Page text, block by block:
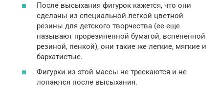
После высыхания фигурок кажется, что они
сделаны из специальной легкой цветной
резины для детского творчества (ее еще
называют прорезиненной бумагой, вспененной
резиной, пенкой), они такие же легкие, мягкие и
бархатистые.
Фигурки из этой массы не трескаются и не
лопаются после высыхания.